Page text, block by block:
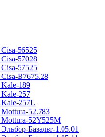
56525
57028
57525
B7675.28
189
257
257L
52.783
Mottura-52Y525М
Базальт-1.05.01